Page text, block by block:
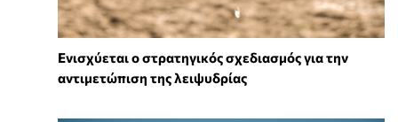
Ενισχύεται ο στρατηγικός σχεδιασμός για την
αντιμετώπιση της λειψυδρίας